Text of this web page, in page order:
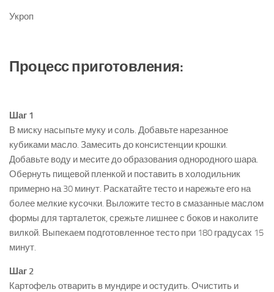
Укроп
Процесс приготовления:
Шаг 1
В миску насыпьте муку и соль. Добавьте нарезанное
кубиками масло. Замесить до консистенции крошки.
Добавьте воду и месите до образования однородного шара.
Обернуть пищевой пленкой и поставить в холодильник
примерно на 30 минут. Раскатайте тесто и нарежьте его на
более мелкие кусочки. Выложите тесто в смазанные маслом
формы для тарталеток, срежьте лишнее с боков и наколите
вилкой. Выпекаем подготовленное тесто при 180 градусах 15
минут.
Шаг 2
Картофель отварить в мундире и остудить. Очистить и